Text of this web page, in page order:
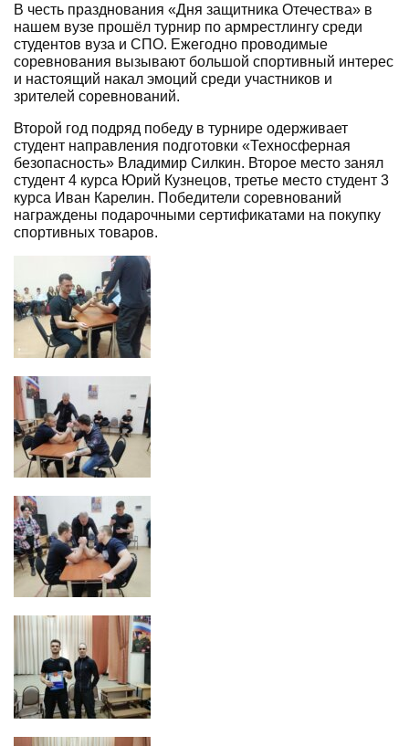
В честь празднования «Дня защитника Отечества» в
нашем вузе прошёл турнир по армрестлингу среди
студентов вуза и СПО. Ежегодно проводимые
соревнования вызывают большой спортивный интерес
и настоящий накал эмоций среди участников и
зрителей соревнований.
Второй год подряд победу в турнире одерживает
студент направления подготовки «Техносферная
безопасность» Владимир Силкин. Второе место занял
студент 4 курса Юрий Кузнецов, третье место студент 3
курса Иван Карелин. Победители соревнований
награждены подарочными сертификатами на покупку
спортивных товаров.